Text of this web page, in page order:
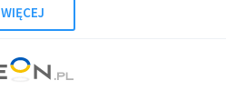
WIĘCEJ